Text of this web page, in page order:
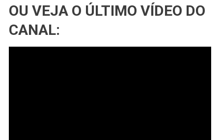
OU VEJA O ÚLTIMO VÍDEO DO
CANAL: